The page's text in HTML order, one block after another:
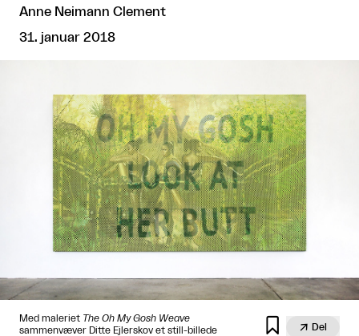
Anne Neimann Clement
31. januar 2018
Med maleriet The Oh My Gosh Weave
sammenvæver Ditte Ejlerskov et still-billede
  Del